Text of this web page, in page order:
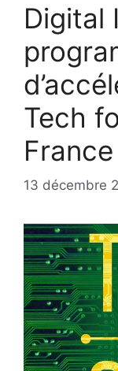
Digital
Tech
France
13 décembre